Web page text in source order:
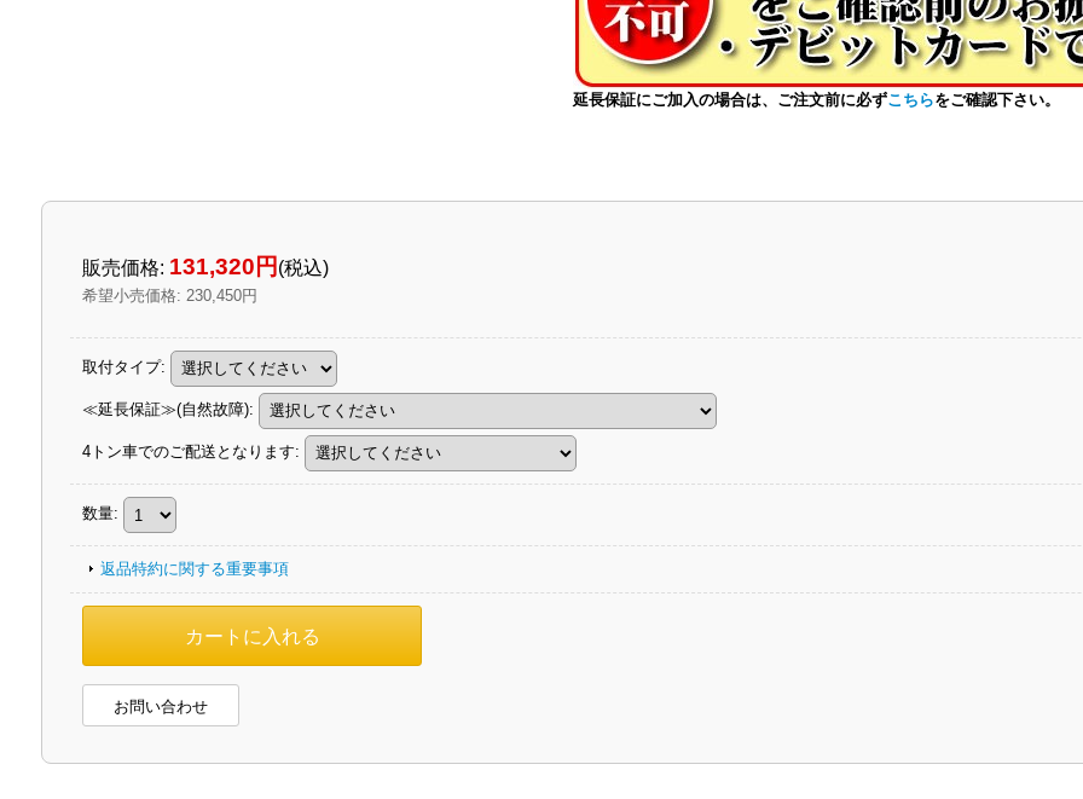
延長保証にご加入の場合は、ご注文前に必ずこちらをご確認下さい。
販売価格: 131,320円 (税込)
希望小売価格: 230,450円
取付タイプ:
≪延長保証≫(自然故障):
4トン車でのご配送となります:
数量:
返品特約に関する重要事項
お問い合わせ